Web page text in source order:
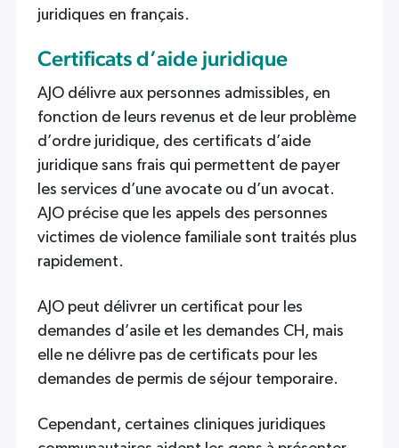
juridiques en français.
Certificats d’aide juridique
AJO délivre aux personnes admissibles, en
fonction de leurs revenus et de leur problème
d’ordre juridique, des certificats d’aide
juridique sans frais qui permettent de payer
les services d’une avocate ou d’un avocat.
AJO précise que les appels des personnes
victimes de violence familiale sont traités plus
rapidement.
AJO peut délivrer un certificat pour les
demandes d’asile et les demandes CH, mais
elle ne délivre pas de certificats pour les
demandes de permis de séjour temporaire.
Cependant, certaines cliniques juridiques